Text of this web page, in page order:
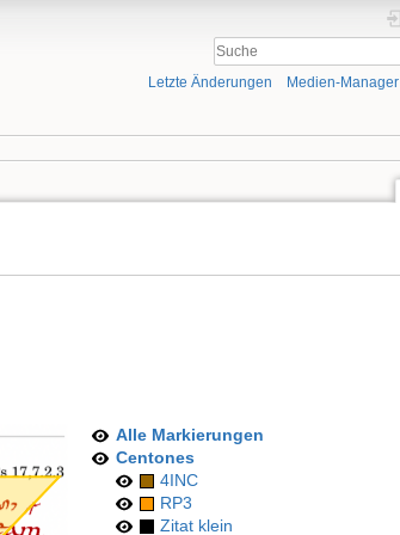
Letzte Änderungen Medien-Manager
Alle Markierungen
Centones
4INC
RP3
Zitat klein